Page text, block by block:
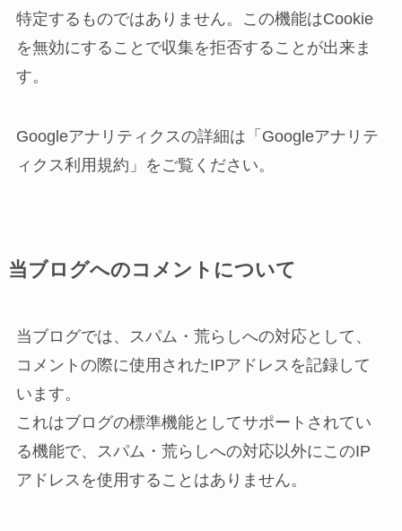
特定するものではありません。この機能はCookie
を無効にすることで収集を拒否することが出来ま
す。
Googleアナリティクスの詳細は「Googleアナリテ
ィクス利用規約」をご覧ください。
当ブログへのコメントについて
当ブログでは、スパム・荒らしへの対応として、
コメントの際に使用されたIPアドレスを記録して
います。
これはブログの標準機能としてサポートされてい
る機能で、スパム・荒らしへの対応以外にこのIP
アドレスを使用することはありません。